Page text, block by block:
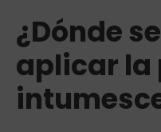
¿Dónde
aplicar la